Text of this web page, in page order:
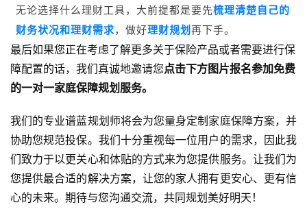
协助您规范投保。我们十分重视每一位用户的需求，因此我
们致力于以更关心和体贴的方式来为您提供服务。让我们为
您提供最合适的解决方案，让您的家人拥有更安心、更有信
心的未来。期待与您沟通交流，共同规划美好明天！
原创文章，作者：谱蓝保-敏敏，若内容有误请联系站长反馈，
如若转载，请注明出处：